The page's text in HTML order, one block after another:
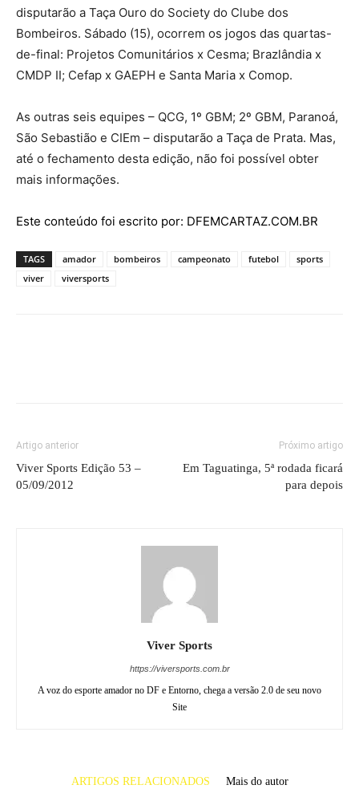
disputarão a Taça Ouro do Society do Clube dos
Bombeiros. Sábado (15), ocorrem os jogos das quartas-
de-final: Projetos Comunitários x Cesma; Brazlândia x
CMDP II; Cefap x GAEPH e Santa Maria x Comop.
As outras seis equipes – QCG, 1º GBM; 2º GBM, Paranoá,
São Sebastião e CIEm – disputarão a Taça de Prata. Mas,
até o fechamento desta edição, não foi possível obter
mais informações.
Este conteúdo foi escrito por: DFEMCARTAZ.COM.BR
TAGS amador bombeiros campeonato futebol
sports
viver
viversports
Artigo anterior
Viver Sports Edição 53 –
05/09/2012
Próximo artigo
Em Taguatinga, 5ª rodada ficará
para depois
Viver Sports
https://viversports.com.br
A voz do esporte amador no DF e Entorno, chega a versão 2.0 de seu novo
Site
ARTIGOS RELACIONADOS Mais do autor